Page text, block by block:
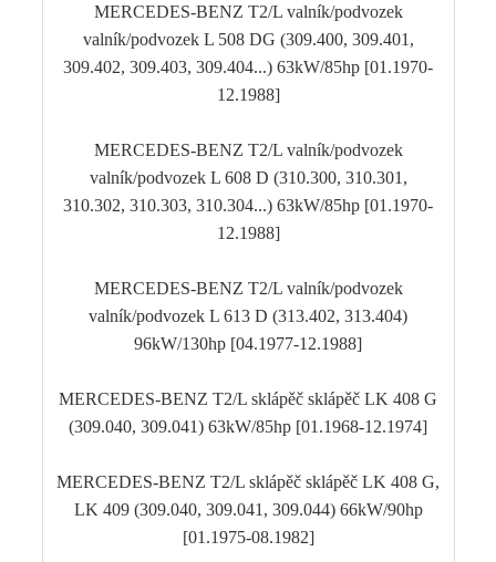
MERCEDES-BENZ T2/L valník/podvozek
valník/podvozek L 508 DG (309.400, 309.401,
309.402, 309.403, 309.404...) 63kW/85hp [01.1970-
12.1988]
MERCEDES-BENZ T2/L valník/podvozek
valník/podvozek L 608 D (310.300, 310.301,
310.302, 310.303, 310.304...) 63kW/85hp [01.1970-
12.1988]
MERCEDES-BENZ T2/L valník/podvozek
valník/podvozek L 613 D (313.402, 313.404)
96kW/130hp [04.1977-12.1988]
MERCEDES-BENZ T2/L sklápěč sklápěč LK 408 G
(309.040, 309.041) 63kW/85hp [01.1968-12.1974]
MERCEDES-BENZ T2/L sklápěč sklápěč LK 408 G,
LK 409 (309.040, 309.041, 309.044) 66kW/90hp
[01.1975-08.1982]